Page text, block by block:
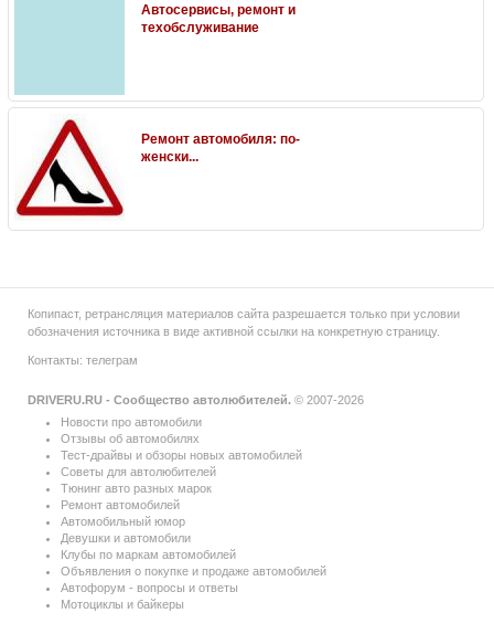
Автосервисы, ремонт и
техобслуживание
Ремонт автомобиля: по-
женски...
Копипаст, ретрансляция материалов сайта разрешается только при условии
обозначения источника в виде активной ссылки на конкретную страницу.
Контакты: телеграм
DRIVERU.RU - Сообщество автолюбителей. © 2007-2026
Новости про автомобили
Отзывы об автомобилях
Тест-драйвы и обзоры новых автомобилей
Советы для автолюбителей
Тюнинг авто разных марок
Ремонт автомобилей
Автомобильный юмор
Девушки и автомобили
Клубы по маркам автомобилей
Объявления о покупке и продаже автомобилей
Автофорум - вопросы и ответы
Мотоциклы и байкеры